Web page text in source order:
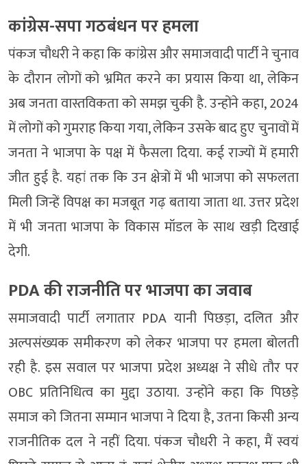
कांग्रेस-सपा गठबंधन पर हमला
पंकज चौधरी ने कहा कि कांग्रेस और समाजवादी पार्टी ने चुनाव
के दौरान लोगों को भ्रमित करने का प्रयास किया था, लेकिन
अब जनता वास्तविकता को समझ चुकी है. उन्होंने कहा, 2024
में लोगों को गुमराह किया गया, लेकिन उसके बाद हुए चुनावों में
जनता ने भाजपा के पक्ष में फैसला दिया. कई राज्यों में हमारी
जीत हुई है. यहां तक कि उन क्षेत्रों में भी भाजपा को सफलता
मिली जिन्हें विपक्ष का मजबूत गढ़ बताया जाता था. उत्तर प्रदेश
में भी जनता भाजपा के विकास मॉडल के साथ खड़ी दिखाई
देगी.
PDA की राजनीति पर भाजपा का जवाब
समाजवादी पार्टी लगातार PDA यानी पिछड़ा, दलित और
अल्पसंख्यक समीकरण को लेकर भाजपा पर हमला बोलती
रही है. इस सवाल पर भाजपा प्रदेश अध्यक्ष ने सीधे तौर पर
OBC प्रतिनिधित्व का मुद्दा उठाया. उन्होंने कहा कि पिछड़े
समाज को जितना सम्मान भाजपा ने दिया है, उतना किसी अन्य
राजनीतिक दल ने नहीं दिया. पंकज चौधरी ने कहा, मैं स्वयं